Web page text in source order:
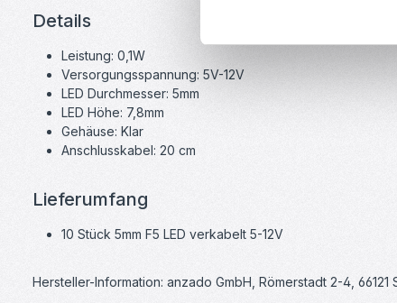
Details
Leistung: 0,1W
Versorgungsspannung: 5V-12V
LED Durchmesser: 5mm
LED Höhe: 7,8mm
Gehäuse: Klar
Anschlusskabel: 20 cm
Lieferumfang
10 Stück 5mm F5 LED verkabelt 5-12V
Hersteller-Information: anzado GmbH, Römerstadt 2-4,